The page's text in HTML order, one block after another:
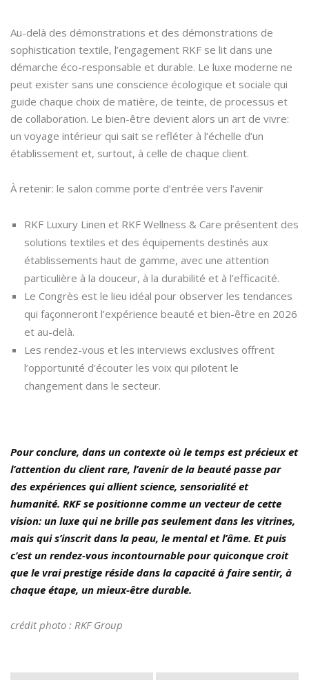
Au-delà des démonstrations et des démonstrations de
sophistication textile, l’engagement RKF se lit dans une
démarche éco-responsable et durable. Le luxe moderne ne
peut exister sans une conscience écologique et sociale qui
guide chaque choix de matière, de teinte, de processus et
de collaboration. Le bien-être devient alors un art de vivre:
un voyage intérieur qui sait se refléter à l’échelle d’un
établissement et, surtout, à celle de chaque client.
À retenir: le salon comme porte d’entrée vers l’avenir
RKF Luxury Linen et RKF Wellness & Care présentent des
solutions textiles et des équipements destinés aux
établissements haut de gamme, avec une attention
particulière à la douceur, à la durabilité et à l’efficacité.
Le Congrès est le lieu idéal pour observer les tendances
qui façonneront l’expérience beauté et bien-être en 2026
et au-delà.
Les rendez-vous et les interviews exclusives offrent
l’opportunité d’écouter les voix qui pilotent le
changement dans le secteur.
Pour conclure, dans un contexte où le temps est précieux et
l’attention du client rare, l’avenir de la beauté passe par
des expériences qui allient science, sensorialité et
humanité. RKF se positionne comme un vecteur de cette
vision: un luxe qui ne brille pas seulement dans les vitrines,
mais qui s’inscrit dans la peau, le mental et l’âme. Et puis
c’est un rendez-vous incontournable pour quiconque croit
que le vrai prestige réside dans la capacité à faire sentir, à
chaque étape, un mieux-être durable.
crédit photo : RKF Group